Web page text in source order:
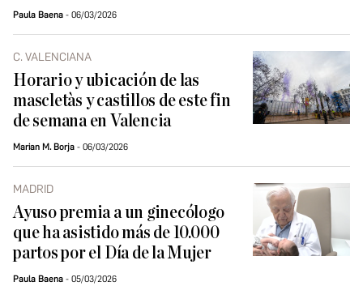
Paula Baena 06/03/2026
C. VALENCIANA
Horario y ubicación de las
mascletàs y castillos de este fin
de semana en Valencia
Marian M. Borja 06/03/2026
MADRID
Ayuso premia a un ginecólogo
que ha asistido más de 10.000
partos por el Día de la Mujer
Paula Baena 05/03/2026